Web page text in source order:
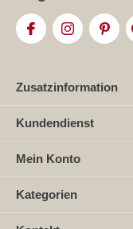
Zusatzinformation
Kundendienst
Mein Konto
Kategorien